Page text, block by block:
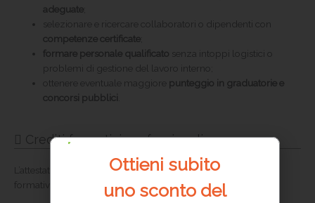
adeguate
selezionare e ricercare collaboratori o dipendenti con
competenze certificate
formare personale qualificato senza intoppi logistici o
problemi di gestione del lavoro interno;
ottenere eventuale maggiore punteggio in graduatorie e
concorsi pubblici
Crediti formativi professionali
L’attestato di frequenza al corso è riconosciuto come crediti
formativi da:
Ottieni subito
uno sconto del